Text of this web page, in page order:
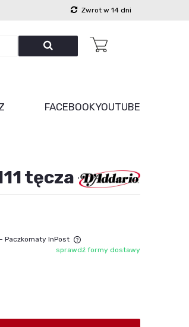
Zwrot w 14 dni
FACEBOOKYOUTUBE
tęcza +
- Paczkomaty InPost
sprawdź formy dostawy